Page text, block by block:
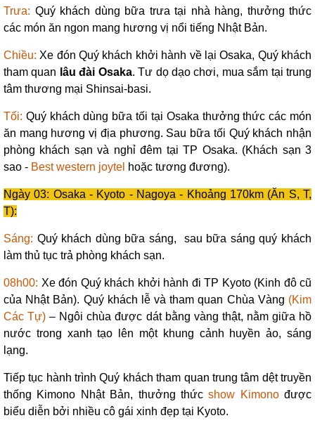
Trưa: Quý khách dùng bữa trưa tại nhà hàng, thưởng thức
các món ăn ngon mang hương vị nổi tiếng Nhật Bản.
Chiều: Xe đón Quý khách khởi hành về lại Osaka, Quý khách
tham quan lâu đài Osaka. Tư dọ dạo chơi, mua sắm tại trung
tâm thương mại Shinsai-basi.
Tối: Quý khách dùng bữa tối tại Osaka thưởng thức các món
ăn mang hương vị địa phương. Sau bữa tối Quý khách nhận
phòng khách sạn và nghỉ đêm tại TP Osaka. (Khách sạn 3
sao - Best western joytel hoặc tương đương).
Ngày 03: Osaka - Kyoto - Nagoya - Khoảng 170km (Ăn S, T,
T):
Sáng: Quý khách dùng bữa sáng, sau bữa sáng quý khách
làm thủ tục trả phòng khách sạn.
08h00: Xe đón Quý khách khởi hành đi TP Kyoto (Kinh đô cũ
của Nhật Bản). Quý khách lễ và tham quan Chùa Vàng (Kim
Các Tự) – Ngôi chùa được dát bằng vàng thật, nằm giữa hồ
nước trong xanh tạo lên một khung cảnh huyền ảo, sáng
lạng.
Tiếp tục hành trình Quý khách tham quan trung tâm dệt truyền
thống Kimono Nhật Bản, thưởng thứcshow Kimonođược
biểu diễn bởi nhiều cô gái xinh đẹp tại Kyoto.